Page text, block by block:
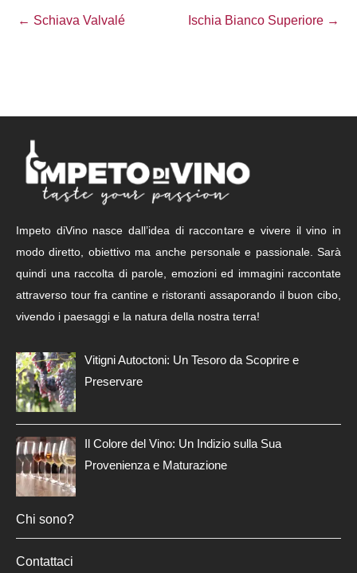
← Schiava Valvalé Ischia Bianco Superiore →
Impeto diVino nasce dall’idea di raccontare e vivere il vino in
modo diretto, obiettivo ma anche personale e passionale. Sarà
quindi una raccolta di parole, emozioni ed immagini raccontate
attraverso tour fra cantine e ristoranti assaporando il buon cibo,
vivendo i paesaggi e la natura della nostra terra!
Vitigni Autoctoni: Un Tesoro da Scoprire e
Preservare
Il Colore del Vino: Un Indizio sulla Sua
Provenienza e Maturazione
Chi sono?
Contattaci